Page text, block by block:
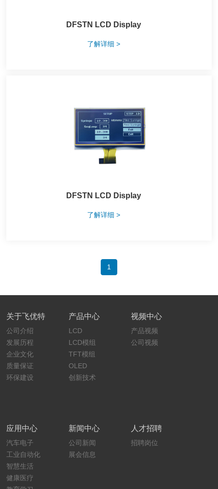
DFSTN LCD Display
了解详细 >
DFSTN LCD Display
了解详细 >
1
关于飞优特
公司介绍
发展历程
企业文化
质量保证
环保建设
产品中心
LCD
LCD模组
TFT模组
OLED
创新技术
视频中心
产品视频
公司视频
应用中心
汽车电子
工业自动化
智慧生活
健康医疗
新闻中心
公司新闻
展会信息
人才招聘
招聘岗位